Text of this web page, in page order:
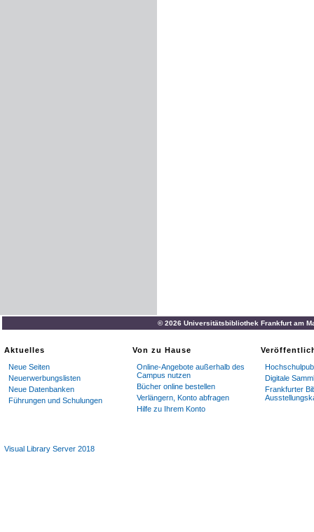
© 2026 Universitätsbibliothek Frankfurt am
Aktuelles
Neue Seiten
Neuerwerbungslisten
Neue Datenbanken
Führungen und Schulungen
Von zu Hause
Online-Angebote außerhalb des
Campus nutzen
Bücher online bestellen
Verlängern, Konto abfragen
Hilfe zu Ihrem Konto
Digitale
Frankfurter
Visual Library Server 2018